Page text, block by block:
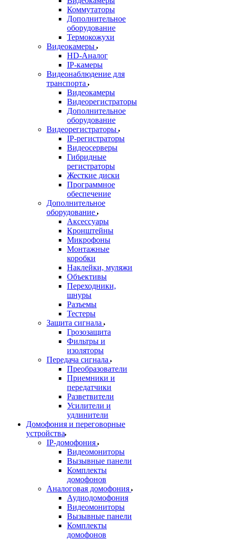
Коммутаторы
Дополнительное
оборудование
Термокожухи
Видеокамеры
HD-Аналог
IP-камеры
Видеонаблюдение для
транспорта
Видеокамеры
Видеорегистраторы
Дополнительное
оборудование
Видеорегистраторы
IP-регистраторы
Видеосерверы
Гибридные
регистраторы
Жесткие диски
Программное
обеспечение
Дополнительное
оборудование
Аксессуары
Кронштейны
Микрофоны
Монтажные
коробки
Наклейки, муляжи
Объективы
Переходники,
шнуры
Разъемы
Тестеры
Защита сигнала
Грозозащита
Фильтры и
изоляторы
Передача сигнала
Преобразователи
Приемники и
передатчики
Разветвители
Усилители и
удлинители
Домофония и переговорные
устройства
IP-домофония
Видеомониторы
Вызывные панели
Комплекты
домофонов
Аналоговая домофония
Аудиодомофония
Видеомониторы
Вызывные панели
Комплекты
домофонов